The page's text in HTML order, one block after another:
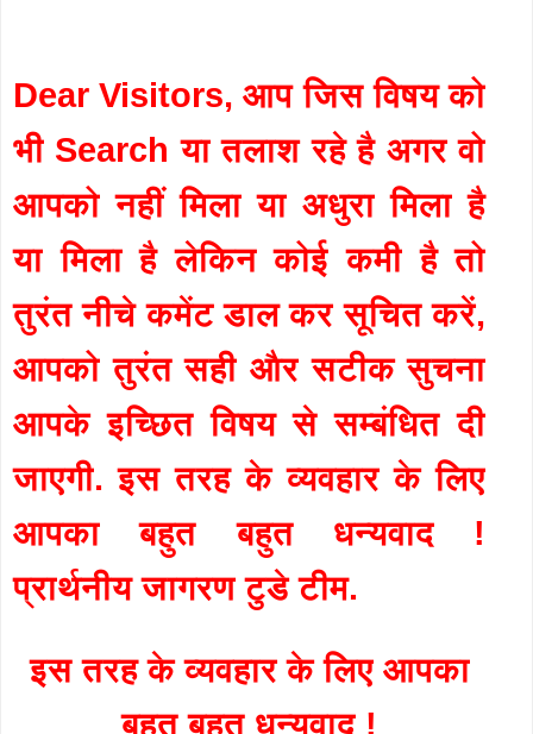
Dear Visitors, आप जिस विषय को
भी Search या तलाश रहे है अगर वो
आपको नहीं मिला या अधुरा मिला है
या मिला है लेकिन कोई कमी है तो
तुरंत नीचे कमेंट डाल कर सूचित करें,
आपको तुरंत सही और सटीक सुचना
आपके इच्छित विषय से सम्बंधित दी
जाएगी. इस तरह के व्यवहार के लिए
आपका बहुत बहुत धन्यवाद !
प्रार्थनीय जागरण टुडे टीम.
इस तरह के व्यवहार के लिए आपका
बहुत बहुत धन्यवाद !